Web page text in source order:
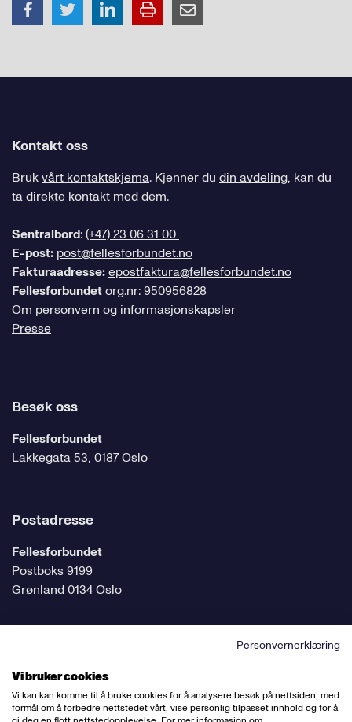
Kontakt oss
Brukvårt kontaktskjema. Kjenner du din avdeling, kan du
ta direkte kontakt med dem.
Sentralbord:(+47) 23 06 31 00
E-post: post@fellesforbundet.no
Fakturaadresse:epostfaktura@fellesforbundet.no
Fellesforbundetorg.nr: 950956828
Om personvern og informasjonskapsler
Presse
Besøk oss
Fellesforbundet
Lakkegata 53, 0187 Oslo
Postadresse
Fellesforbundet
Postboks 9199
Grønland 0134 Oslo
Følg oss på sosiale medier
Personvernerklæring
Vi bruker cookies
Vi kan kan komme til å bruke cookies for å analysere besøk på nettsiden, med
formål om å forbedre nettstedet vårt, vise personlig tilpasset innhold og for å